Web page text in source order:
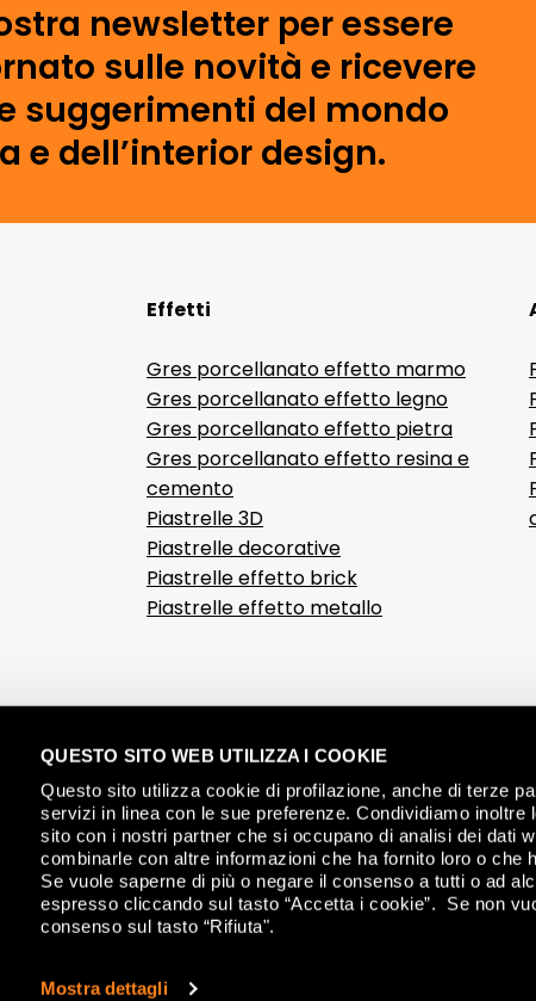
QUESTO SITO WEB UTILIZZA I COOKIE
Questo sito utilizza cookie di profilazione, anche di terze
servizi in linea con le sue preferenze. Condividiamo
sito con i nostri partner che si occupano di analisi dei dati
combinarle con altre informazioni che ha fornito loro o che
Se vuole saperne di più o negare il consenso a tutti o ad
espresso cliccando sul tasto “Accetta i cookie”. Se non
consenso sul tasto “Rifiuta".
Mostra dettagli
newsletter per essere
sulle novità e ricevere
suggerimenti del mondo
e dell’interior design.
Effetti
Gres porcellanato effetto marmo
Gres porcellanato effetto legno
Gres porcellanato effetto pietra
Gres porcellanato effetto resina e
cemento
Piastrelle 3D
Piastrelle decorative
Piastrelle effetto brick
Piastrelle effetto metallo
Nuova, 44 - 41042 Fiorano Modenese (MO) Italy - P.IVA 00179660360